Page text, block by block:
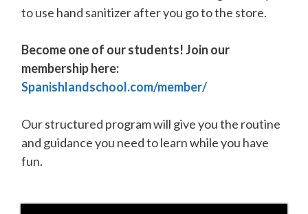
to use hand sanitizer after you go to the store.
Become one of our students! Join our
membership here:
Spanishlandschool.com/member/
Our structured program will give you the routine
and guidance you need to learn while you have
fun.